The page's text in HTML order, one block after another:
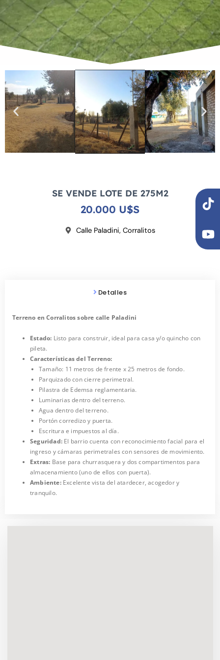
T
i
t
o
Y
o
t
u
SE VENDE LOTE DE 275M2
20.000 U$S
Calle Paladini, Corralitos
Detalles
Terreno en Corralitos sobre calle Paladini
Estado: Listo para construir, ideal para casa y/o quincho con
pileta.
Características del Terreno:
Tamaño: 11 metros de frente x 25 metros de fondo.
Parquizado con cierre perimetral.
Pilastra de Edemsa reglamentaria.
Luminarias dentro del terreno.
Agua dentro del terreno.
Portón corredizo y puerta.
Escritura e impuestos al día.
Seguridad: El barrio cuenta con reconocimiento facial para el
ingreso y cámaras perimetrales con sensores de movimiento.
Extras: Base para churrasquera y dos compartimentos para
almacenamiento (uno de ellos con puerta).
Ambiente:Excelente vista del atardecer, acogedor y
tranquilo.